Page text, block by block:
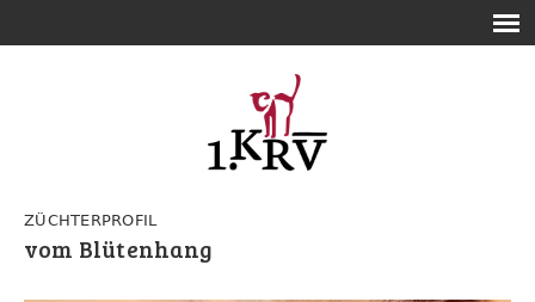
ZÜCHTERPROFIL
vom Blütenhang